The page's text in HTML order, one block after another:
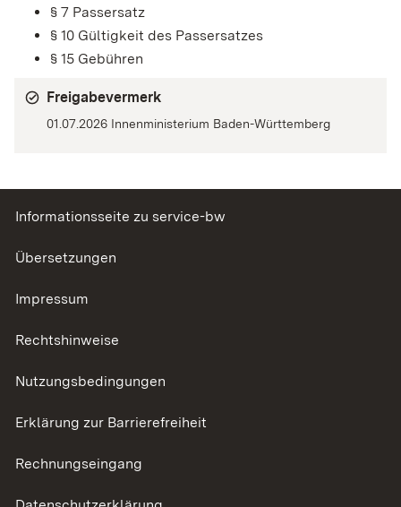
§ 7 Passersatz
§ 10 Gültigkeit des Passersatzes
§ 15 Gebühren
Freigabevermerk
01.07.2026 Innenministerium Baden-Württemberg
Informationsseite zu service-bw
Übersetzungen
Impressum
Rechtshinweise
Nutzungsbedingungen
Erklärung zur Barrierefreiheit
Rechnungseingang